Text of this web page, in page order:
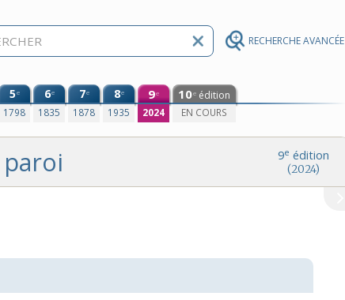
RECHERCHE AVANCÉE
5e
1798
6e
1835
7e
1878
8e
1935
9e
2024
10e édition
EN COURS
9e édition
(2024)
paroi